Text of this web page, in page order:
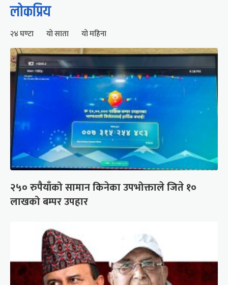
लोकप्रिय
२४ घण्टा यो साता यो महिना
२५० रुपैयाँको सामान किनेका उपभोक्ताले जिते १०
लाखको बम्पर उपहार